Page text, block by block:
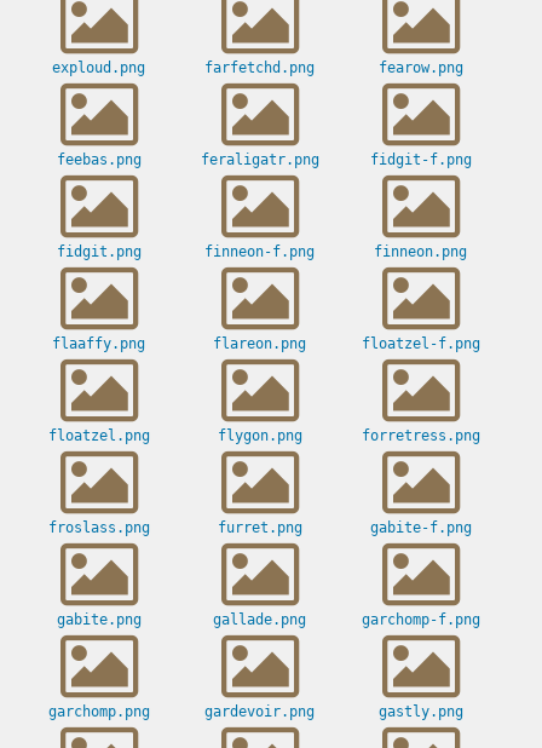
exploud.png farfetchd.png fearow.png
feebas.png feraligatr.png fidgit-f.png
fidgit.png finneon-f.png finneon.png
flaaffy.png flareon.png floatzel-f.png
floatzel.png flygon.png forretress.png
froslass.png furret.png gabite-f.png
gabite.png gallade.png garchomp-f.png
garchomp.png gardevoir.png gastly.png